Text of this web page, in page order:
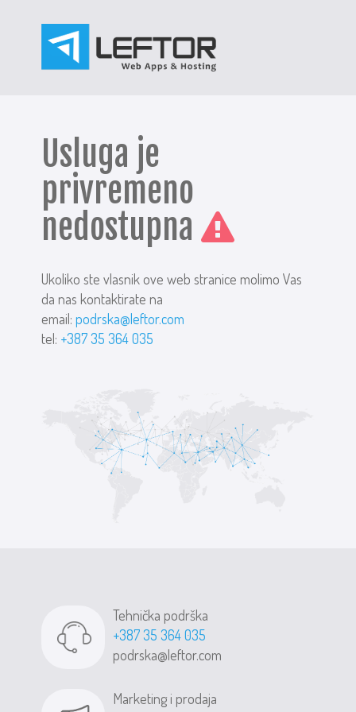
Usluga je
privremeno
nedostupna
Ukoliko ste vlasnik ove web stranice molimo Vas
da nas kontaktirate na
email:podrska@leftor.com
tel: +387 35 364 035
Tehnička podrška
+387 35 364 035
podrska@leftor.com
Marketing i prodaja